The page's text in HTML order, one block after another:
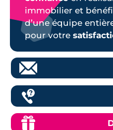
immobilier et
d’une équipe
pour votre